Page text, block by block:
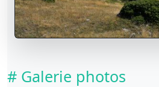
# Galerie photos